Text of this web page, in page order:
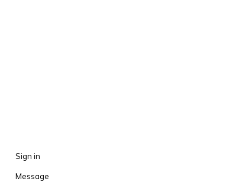
Sign in
Message